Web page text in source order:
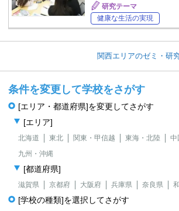
研究テーマ
健康な生活の実現
関西エリアのゼミ・研
条件を変更して学校をさがす
[エリア・都道府県]を変更してさがす
[エリア]
北海道 東北 関東・甲信越 東海・北陸
中
九州・沖縄
[都道府県]
滋賀県 京都府 大阪府 兵庫県 奈良県
[学校の種類]を選択してさがす